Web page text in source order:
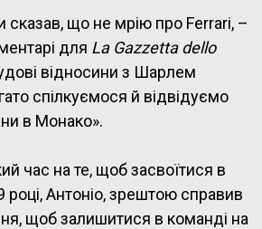
сказав, що не мрію про Ferrari, –
для La Gazzetta dello
відносини з Шарлем
спілкуємося й відвідуємо
в Монако».
час на те, щоб засвоїтися в
році, Антоніо, зрештою справив
щоб залишитися в команді на